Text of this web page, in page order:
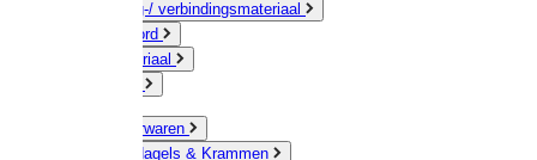
Verpakking-/ verbindingsmateriaal
Touw / Koord
Afdekmateriaal
Kleine ijzerwaren
Spijkers, Nagels & Krammen